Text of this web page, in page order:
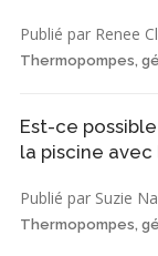
Publié par Renee
Thermopompes,
Est-ce
la piscine
Publié par Suzie
Thermopompes,